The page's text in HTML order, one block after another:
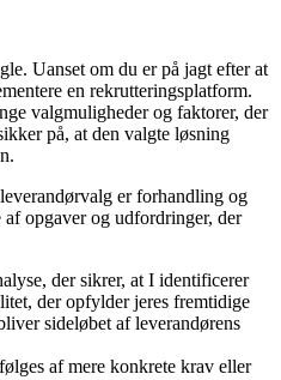
Uanset om du er på jagt efter at
en rekrutteringsplatform.
valgmuligheder og faktorer, der
på, at den valgte løsning
er forhandling og
opgaver og udfordringer, der
der sikrer, at I identificerer
der opfylder jeres fremtidige
sideløbet af leverandørens
af mere konkrete krav eller